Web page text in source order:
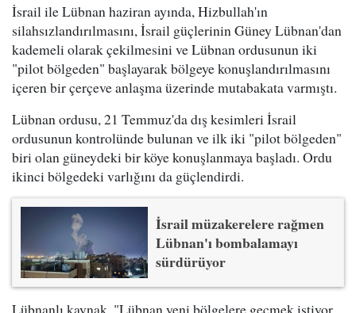
İsrail ile Lübnan haziran ayında, Hizbullah'ın
silahsızlandırılmasını, İsrail güçlerinin Güney Lübnan'dan
kademeli olarak çekilmesini ve Lübnan ordusunun iki
"pilot bölgeden" başlayarak bölgeye konuşlandırılmasını
içeren bir çerçeve anlaşma üzerinde mutabakata varmıştı.
Lübnan ordusu, 21 Temmuz'da dış kesimleri İsrail
ordusunun kontrolünde bulunan ve ilk iki "pilot bölgeden"
biri olan güneydeki bir köye konuşlanmaya başladı. Ordu
ikinci bölgedeki varlığını da güçlendirdi.
İsrail müzakerelere rağmen
Lübnan'ı bombalamayı
sürdürüyor
Lübnanlı kaynak, "Lübnan yeni bölgelere geçmek istiyor